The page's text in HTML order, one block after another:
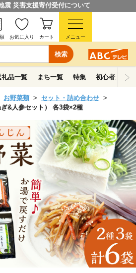
震 災害支援寄付受付について
検索
お気に入り カート メニュー
礼品一覧 まち一覧 特集 初心者ガイド
お野菜類
セット・詰め合わせ
&人参セット） 各3袋×2種